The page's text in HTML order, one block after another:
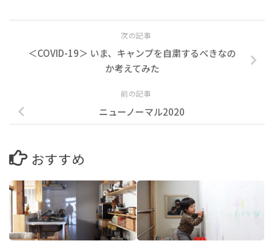
次の記事
＜COVID-19＞ いま、キャンプを自粛するべきなの
か考えてみた
前の記事
ニューノーマル2020
おすすめ